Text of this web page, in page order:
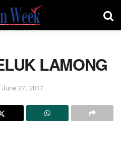
LAMONG
June 27, 2017